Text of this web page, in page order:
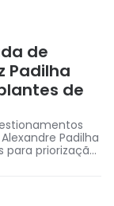
de
Padilha
de
Padilha
para priorização
e nega
Faustão